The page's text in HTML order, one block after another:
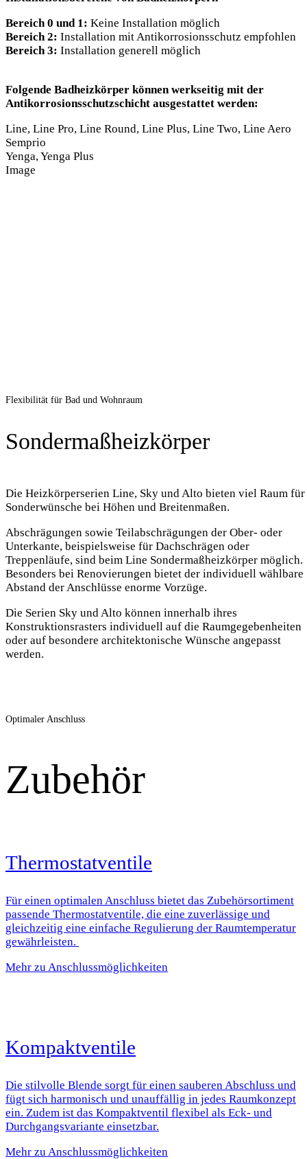
Bereich 0 und 1: Keine Installation möglich
Bereich 2: Installation mit Antikorrosionsschutz empfohlen
Bereich 3: Installation generell möglich
Folgende Badheizkörper können werkseitig mit der
Antikorrosionsschutzschicht ausgestattet werden:
Line, Line Pro, Line Round, Line Plus, Line Two, Line Aero
Semprio
Yenga, Yenga Plus
Image
Flexibilität für Bad und Wohnraum
Sondermaßheizkörper
Die Heizkörperserien Line, Sky und Alto bieten viel Raum für
Sonderwünsche bei Höhen und Breitenmaßen.
Abschrägungen sowie Teilabschrägungen der Ober- oder
Unterkante, beispielsweise für Dachschrägen oder
Treppenläufe, sind beim Line Sondermaßheizkörper möglich.
Besonders bei Renovierungen bietet der individuell wählbare
Abstand der Anschlüsse enorme Vorzüge.
Die Serien Sky und Alto können innerhalb ihres
Konstruktionsrasters individuell auf die Raumgegebenheiten
oder auf besondere architektonische Wünsche angepasst
werden.
Optimaler Anschluss
Zubehör
Thermostatventile
Für einen optimalen Anschluss bietet das Zubehörsortiment
passende Thermostatventile, die eine zuverlässige und
gleichzeitig eine einfache Regulierung der Raumtemperatur
gewährleisten.
Mehr zu Anschlussmöglichkeiten
Kompaktventile
Die stilvolle Blende sorgt für einen sauberen Abschluss und
fügt sich harmonisch und unauffällig in jedes Raumkonzept
ein. Zudem ist das Kompaktventil flexibel als Eck- und
Durchgangsvariante einsetzbar.
Mehr zu Anschlussmöglichkeiten